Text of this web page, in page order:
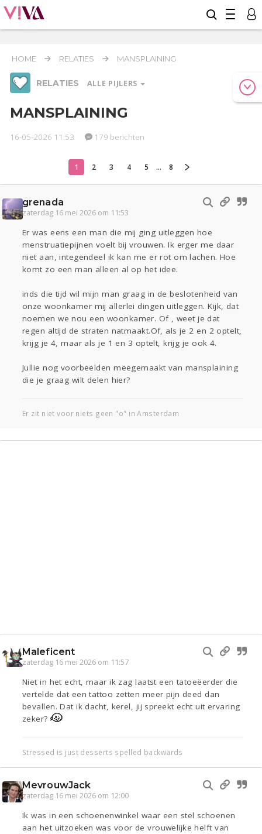
HOME RELATIES MANSPLAINING
RELATIES ALLE PIJLERS
Werk & Studie Geld & Recht
Seks Gezondheid
Coronavirus
Overig
Actueel Oekraïne
Zwanger
Psyche Thuis
Klussen
Sport
Contact Viva zoekt
Aangeboden
Gevraagd
Horen Doen
MANSPLAINING
16-05-2026 11:53 179 berichten
1 2 3 4 5 ... 8
grenada
zaterdag 16 mei 2026 om 11:53
Er was eens een man die mij ging uitleggen hoe
menstruatiepijnen voelt bij vrouwen. Ik erger me daar
niet aan, integendeel ik kan me er rot om lachen. Hoe
komt zo een man alleen al op het idee.
inds die tijd wil mijn man graag in de beslotenheid van
onze woonkamer mij allerlei dingen uitleggen. Kijk, dat
noemen we nou een woonkamer. Of , weet je dat
regen altijd de straten natmaakt.Of, als je 2 en 2 optelt,
krijg je 4, maar als je 1 en 3 optelt, krijg je ook 4.
Jullie nog voorbeelden meegemaakt van mansplaining
die je graag wilt delen hier?
Er zit niet voor niets geen "o" in Amsterdam
Maleficent
zaterdag 16 mei 2026 om 11:57
Niet in het echt, maar ik zag laatst een tatoeëerder die
vertelde dat een tattoo zetten meer pijn deed dan
bevallen. Dat ik dacht, kerel, jij spreekt echt uit ervaring
zeker?
Stressed is just desserts spelled backwards
MevrouwJack
zaterdag 16 mei 2026 om 12:00
Ik was in een schoenenwinkel waar een stel schoenen
aan het uitzoeken was voor de vrouwelijke helft van